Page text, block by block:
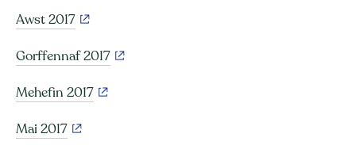
Awst 2017
Gorffennaf 2017
Mehefin 2017
Mai 2017